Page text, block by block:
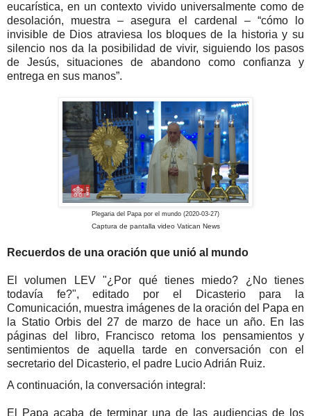
eucarística, en un contexto vivido universalmente como de
desolación, muestra – asegura el cardenal – “cómo lo
invisible de Dios atraviesa los bloques de la historia y su
silencio nos da la posibilidad de vivir, siguiendo los pasos
de Jesús, situaciones de abandono como confianza y
entrega en sus manos”.
Plegaria del Papa por el mundo (2020-03-27)
Captura de pantalla video Vatican News
Recuerdos de una oración que unió al mundo
El volumen LEV "¿Por qué tienes miedo? ¿No tienes
todavía fe?", editado por el Dicasterio para la
Comunicación, muestra imágenes de la oración del Papa en
la Statio Orbis del 27 de marzo de hace un año. En las
páginas del libro, Francisco retoma los pensamientos y
sentimientos de aquella tarde en conversación con el
secretario del Dicasterio, el padre Lucio Adrián Ruiz.
A continuación, la conversación integral:
El Papa acaba de terminar una de las audiencias de los